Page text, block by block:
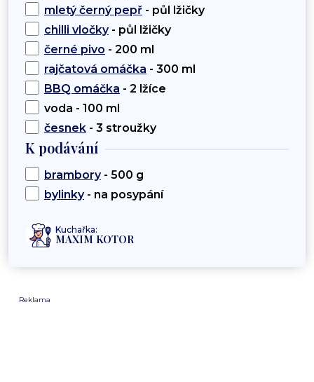
mletý černý pepř - půl lžičky
chilli vločky- půl lžičky
černé pivo - 200 ml
rajčatová omáčka - 300 ml
BBQ omáčka - 2 lžíce
voda - 100 ml
česnek - 3 stroužky
K podávání
brambory- 500 g
bylinky- na posypání
Kuchařka:
MAXIM KOTOR
Reklama